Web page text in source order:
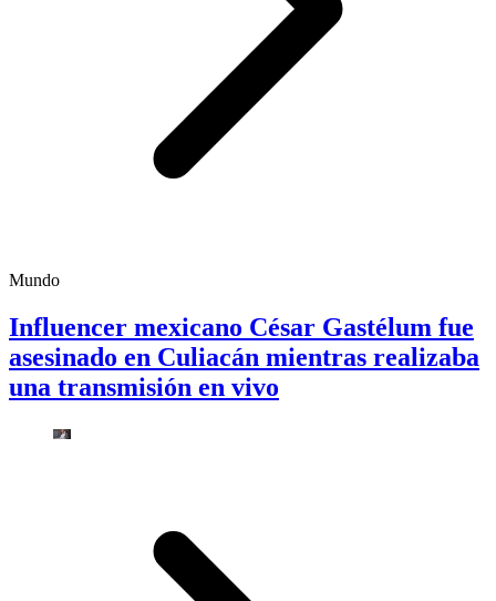
Mundo
Influencer mexicano César Gastélum fue
asesinado en Culiacán mientras realizaba
una transmisión en vivo